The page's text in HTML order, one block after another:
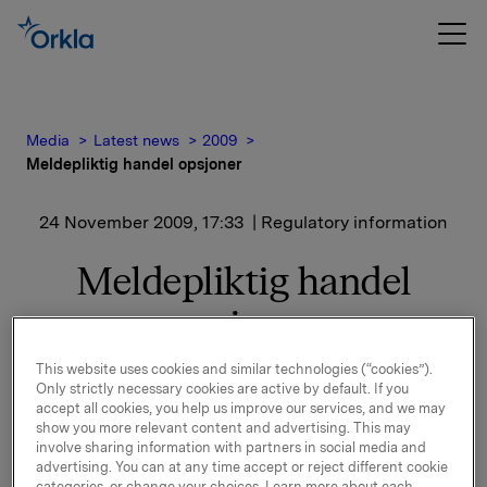
Media Latest news
2009
Meldepliktig handel opsjoner
24 November 2009, 17:33 | Regulatory information
Meldepliktig handel
opsjoner
Orkla innløste den 24. november 2009, under sitt
opsjonsprogram for ledere, 25 000 opsjoner i Orkla-
aksjer til innløsningskurs 27,00 kroner og 100 000
opsjoner i Orkla-aksjer til innløsningskurs 37,23
kroner.
This website uses cookies and similar technologies (“cookies”).
Only strictly necessary cookies are active by default. If you
accept all cookies, you help us improve our services, and we may
show you more relevant content and advertising. This may
involve sharing information with partners in social media and
advertising. You can at any time accept or reject different cookie